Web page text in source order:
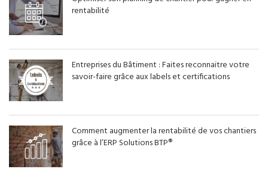
rentabilité
Entreprises du Bâtiment : Faites reconnaitre votre
savoir-faire grâce aux labels et certifications
Comment augmenter la rentabilité de vos chantiers
grâce à l’ERP Solutions BTP®